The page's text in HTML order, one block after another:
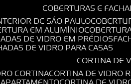
COBERTURAS E
DE SÃO PAULO
EM ALUMÍNIO
DE VIDRO EM PRÉDIOS
DE VIDRO PARA CASAS
CORTINA DE
CORTINA CORTINA DE VIDRO